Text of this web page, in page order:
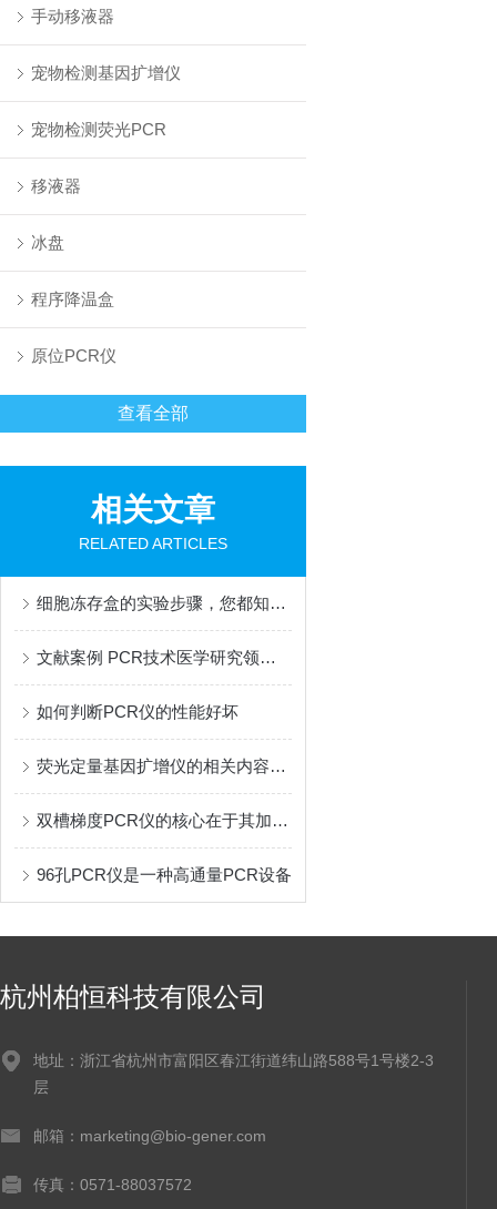
手动移液器
宠物检测基因扩增仪
宠物检测荧光PCR
移液器
冰盘
程序降温盒
原位PCR仪
查看全部
相关文章
RELATED ARTICLES
细胞冻存盒的实验步骤，您都知道吗？
文献案例 PCR技术医学研究领域应用分享
如何判断PCR仪的性能好坏
荧光定量基因扩增仪的相关内容介绍，这篇文章总结的很详细了
双槽梯度PCR仪的核心在于其加热模块的设计
96孔PCR仪是一种高通量PCR设备
杭州柏恒科技有限公司
地址：浙江省杭州市富阳区春江街道纬山路588号1号楼2-3
层
邮箱：marketing@bio-gener.com
传真：0571-88037572